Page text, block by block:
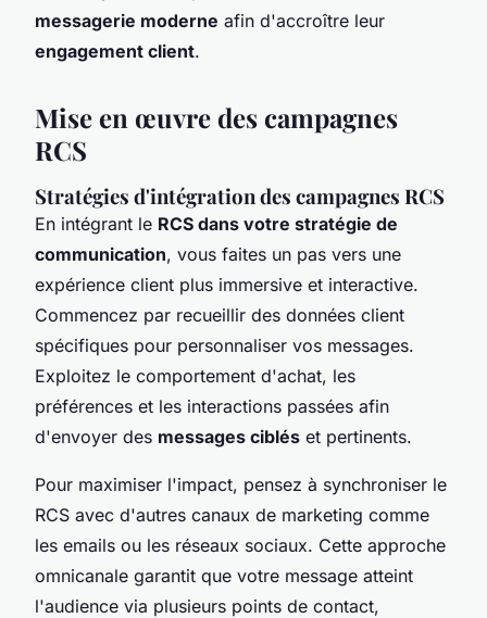
messagerie moderne afin d'accroître leur
engagement client.
Mise en œuvre des campagnes
RCS
Stratégies d'intégration des campagnes RCS
En intégrant le RCS dans votre stratégie de
communication, vous faites un pas vers une
expérience client plus immersive et interactive.
Commencez par recueillir des données client
spécifiques pour personnaliser vos messages.
Exploitez le comportement d'achat, les
préférences et les interactions passées afin
d'envoyer des messages ciblés et pertinents.
Pour maximiser l'impact, pensez à synchroniser le
RCS avec d'autres canaux de marketing comme
les emails ou les réseaux sociaux. Cette approche
omnicanale garantit que votre message atteint
l'audience via plusieurs points de contact,